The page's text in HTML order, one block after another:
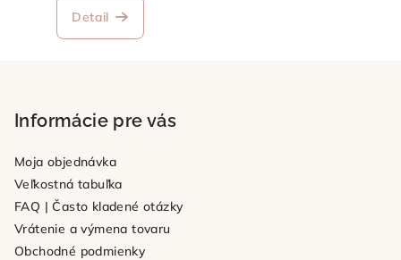
Detail
Informácie pre vás
Moja objednávka
Veľkostná tabuľka
FAQ | Často kladené otázky
Vrátenie a výmena tovaru
Obchodné podmienky